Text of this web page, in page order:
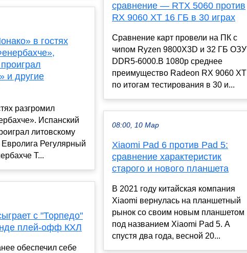
в гостях
и другие
разгромил
Испанский
литовскому
Регулярный
Т...
с "Торпедо"
плей-офф КХЛ
обеспечил себе
сравнение — RTX 5060 против
RX 9060 XT 16 ГБ в 30 играх
Сравнение карт провели на ПК с
чипом Ryzen 9800X3D и 32 ГБ ОЗУ
DDR5-6000.В 1080p среднее
преимущество Radeon RX 9060 XT
по итогам тестирования в 30 и...
08:00, 10 Мар
Xiaomi Pad 6 против Pad 5:
сравнение характеристик
старого и нового планшета
В 2021 году китайская компания
Xiaomi вернулась на планшетный
рынок со своим новым планшетом
под названием Xiaomi Pad 5. А
спустя два года, весной 20...